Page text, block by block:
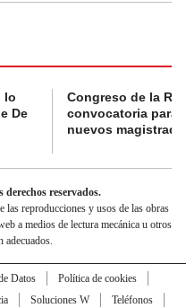
lo
De
Congreso de la
convocatoria para
nuevos
reservados.
reproducciones y usos de las obras
a medios de lectura mecánica u otros
adecuados.
Datos
Política de cookies
Soluciones W
Teléfonos